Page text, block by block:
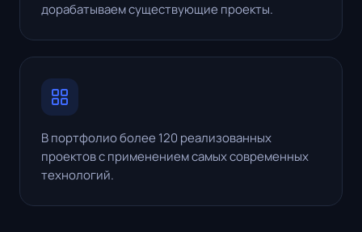
дорабатываем существующие проекты.
В портфолио более 120 реализованных
проектов с применением самых современных
технологий.